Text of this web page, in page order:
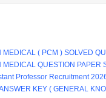
MEDICAL ( PCM ) SOLVED
MEDICAL QUESTION PAPER
Professor Recruitment 2026:
KEY ( GENERAL